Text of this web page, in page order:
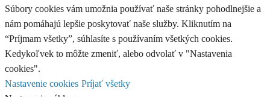
Súbory cookies vám umožnia používať naše stránky pohodlnejšie a
nám pomáhajú lepšie poskytovať naše služby. Kliknutím na
“Príjmam všetky”, súhlasíte s používaním všetkých cookies.
Kedykoľvek to môžte zmeniť, alebo odvolať v "Nastavenia
cookies".
Nastavenie cookies Príjať všetky